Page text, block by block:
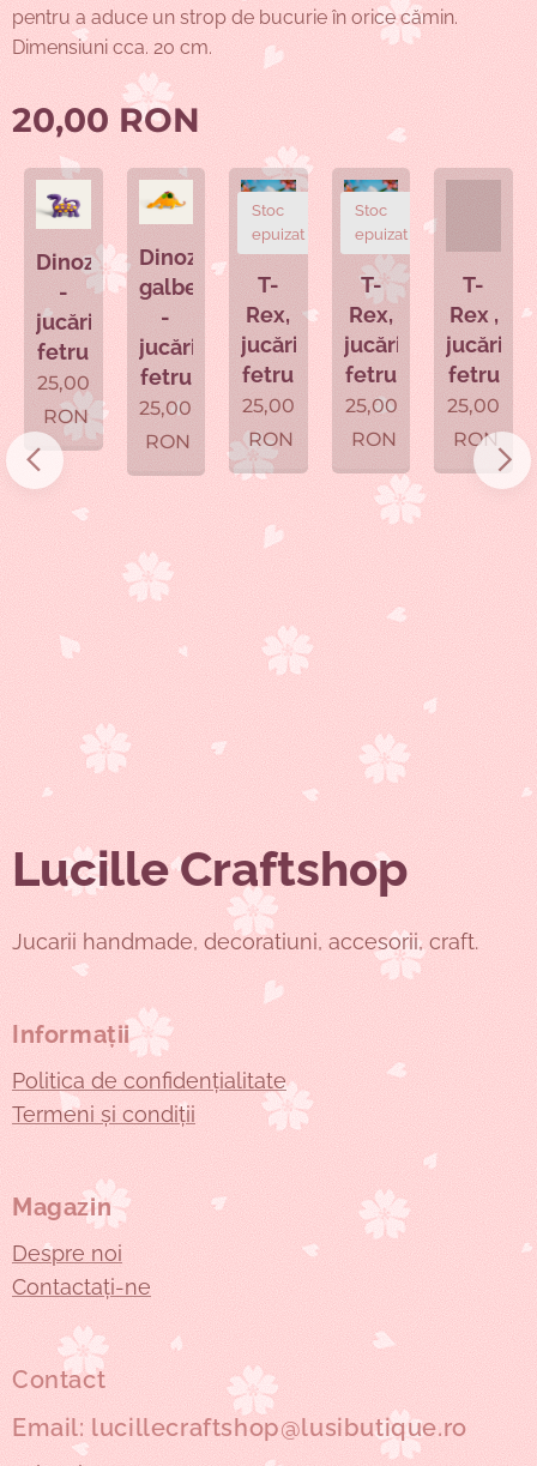
pentru a aduce un strop de bucurie în orice cămin.
Dimensiuni cca. 20 cm.
20,00 RON
Dinozaur
-
jucărie
fetru
25,00
RON
Dinozaurul
galben
-
jucărie
fetru
25,00
RON
T-
Rex,
jucărie
fetru
Stoc
epuizat
25,00
RON
T-
Rex,
jucărie
fetru
Stoc
epuizat
25,00
RON
T-
Rex ,
jucărie
fetru
25,00
RON
Lucille Craftshop
Jucarii handmade, decoratiuni, accesorii, craft.
Informații
Politica de confidențialitate
Termeni și condiții
Magazin
Despre noi
Contactați-ne
Contact
Email: lucillecraftshop@lusibutique.ro